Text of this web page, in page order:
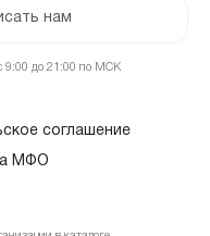
нам
9:00 до 21:00 по МСК
соглашение
МФО